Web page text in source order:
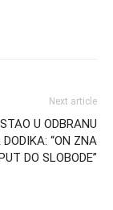
Next article
U ODBRANU
“ON ZNA
DO SLOBODE”